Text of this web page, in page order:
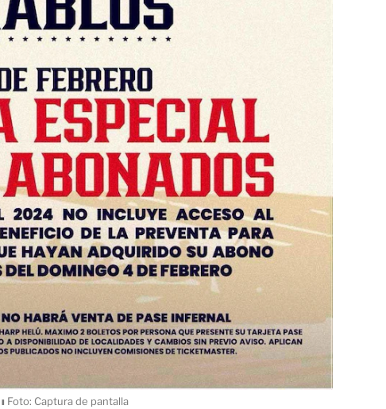
ı Foto: Captura de pantalla